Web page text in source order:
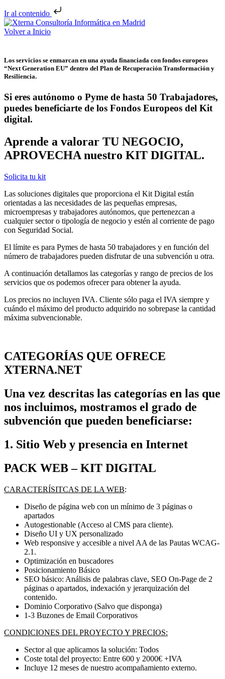
Ir al contenido
Volver a Inicio
Los servicios se enmarcan en una ayuda financiada con fondos europeos
“Next Generation EU” dentro del Plan de Recuperación Transformación y
Resiliencia.
Si eres autónomo o Pyme de hasta 50 Trabajadores,
puedes beneficiarte de los Fondos Europeos del Kit
digital.
Aprende a valorar TU NEGOCIO,
APROVECHA nuestro KIT DIGITAL.
Solicita tu kit
Las soluciones digitales que proporciona el Kit Digital están
orientadas a las necesidades de las pequeñas empresas,
microempresas y trabajadores autónomos, que pertenezcan a
cualquier sector o tipología de negocio y estén al corriente de pago
con Seguridad Social.
El límite es para Pymes de hasta 50 trabajadores y en función del
número de trabajadores pueden disfrutar de una subvención u otra.
A continuación detallamos las categorías y rango de precios de los
servicios que os podemos ofrecer para obtener la ayuda.
Los precios no incluyen IVA. Cliente sólo paga el IVA siempre y
cuándo el máximo del producto adquirido no sobrepase la cantidad
máxima subvencionable.
CATEGORÍAS QUE OFRECE
XTERNA.NET
Una vez descritas las categorías en las que
nos incluimos, mostramos el grado de
subvención que pueden beneficiarse:
1. Sitio Web y presencia en Internet
PACK WEB – KIT DIGITAL
CARACTERÍSITCAS DE LA WEB:
Diseño de página web con un mínimo de 3 páginas o
apartados
Autogestionable (Acceso al CMS para cliente).
Diseño UI y UX personalizado
Web responsive y accesible a nivel AA de las Pautas WCAG-
2.1.
Optimización en buscadores
Posicionamiento Básico
SEO básico: Análisis de palabras clave, SEO On-Page de 2
páginas o apartados, indexación y jerarquización del
contenido.
Dominio Corporativo (Salvo que disponga)
1-3 Buzones de Email Corporativos
CONDICIONES DEL PROYECTO Y PRECIOS:
Sector al que aplicamos la solución: Todos
Coste total del proyecto: Entre 600 y 2000€ +IVA
Incluye 12 meses de nuestro acompañamiento externo.